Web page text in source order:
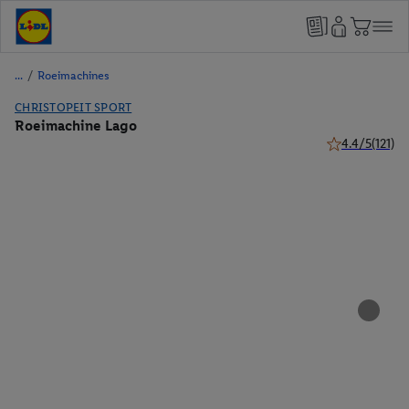
/ Roeimachines
CHRISTOPEIT SPORT
Roeimachine Lago
4.4/5(121)